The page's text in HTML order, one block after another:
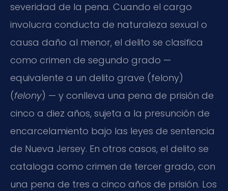
severidad de la pena. Cuando el cargo
involucra conducta de naturaleza sexual o
causa daño al menor, el delito se clasifica
como crimen de segundo grado —
equivalente a un delito grave (felony)
(felony) — y conlleva una pena de prisión de
cinco a diez años, sujeta a la presunción de
encarcelamiento bajo las leyes de sentencia
de Nueva Jersey. En otros casos, el delito se
cataloga como crimen de tercer grado, con
una pena de tres a cinco años de prisión. Los